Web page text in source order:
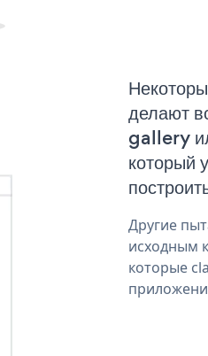
делают
gallery
который
Другие
исходным
которые